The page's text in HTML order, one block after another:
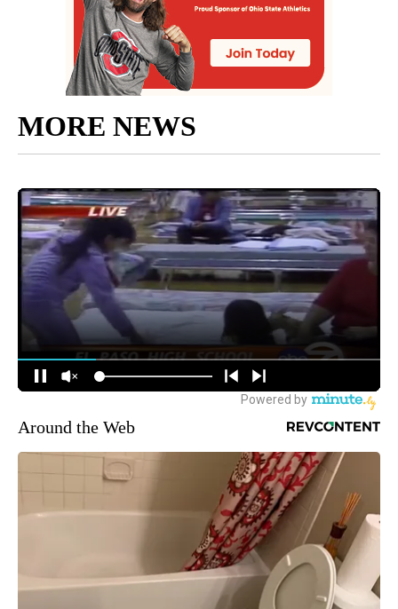
MORE NEWS
Around the Web